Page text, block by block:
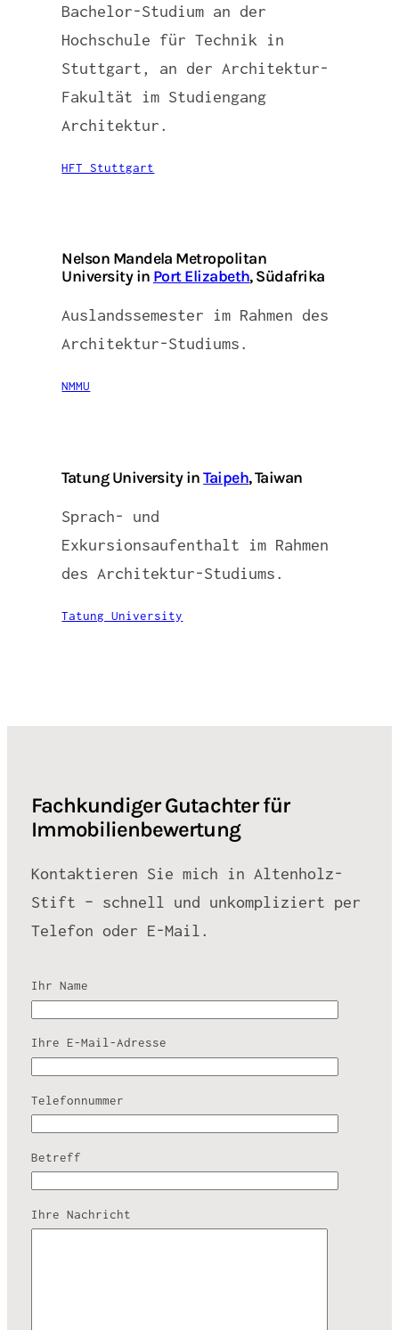
Bachelor-Studium an der
Hochschule für Technik in
Stuttgart, an der Architektur-
Fakultät im Studiengang
Architektur.
HFT Stuttgart
Nelson Mandela Metropolitan
University in Port Elizabeth, Südafrika
Auslandssemester im Rahmen des
Architektur-Studiums.
NMMU
Tatung University inTaipeh, Taiwan
Sprach- und
Exkursionsaufenthalt im Rahmen
des Architektur-Studiums.
Tatung University
Fachkundiger Gutachter für
Immobilienbewertung
Kontaktieren Sie mich in Altenholz-
Stift – schnell und unkompliziert per
Telefon oder E-Mail.
Ihr Name
Ihre E-Mail-Adresse
Telefonnummer
Betreff
Ihre Nachricht